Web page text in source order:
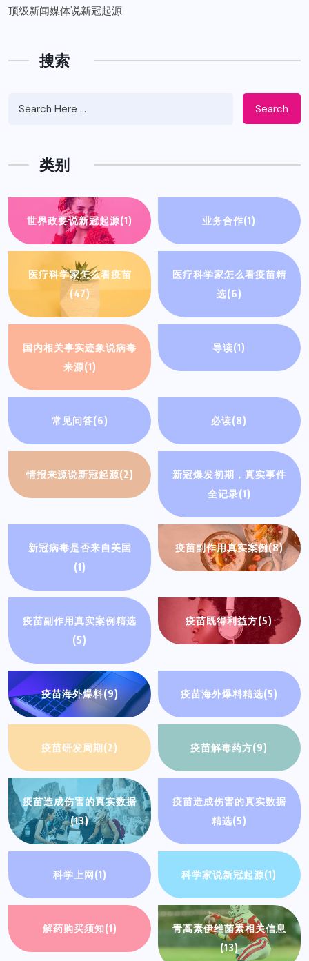
顶级新闻媒体说新冠起源
搜索
Search
类别
世界政要说新冠起源(1) 业务合作(1)
医疗科学家怎么看疫苗
(47)
医疗科学家怎么看疫苗精
选(6)
国内相关事实迹象说病毒
来源(1)
导读(1)
常见问答(6) 必读(8)
情报来源说新冠起源(2)
新冠爆发初期，真实事件
全记录(1)
新冠病毒是否来自美国
(1)
疫苗副作用真实案例(8)
疫苗副作用真实案例精选
(5)
疫苗既得利益方(5)
疫苗海外爆料(9) 疫苗海外爆料精选(5)
疫苗研发周期(2) 疫苗解毒药方(9)
疫苗造成伤害的真实数据
(13)
疫苗造成伤害的真实数据
精选(5)
科学上网(1) 科学家说新冠起源(1)
解药购买须知(1)
青蒿素伊维菌素相关信息
(13)